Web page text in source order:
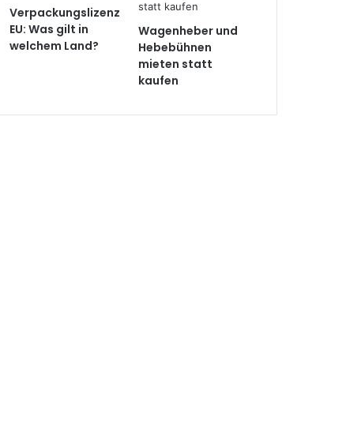
Verpackungslizenz
EU: Was gilt in
welchem Land?
Wagenheber und
Hebebühnen
mieten statt
kaufen